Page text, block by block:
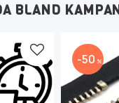
BLAND
Lägg till i50 %